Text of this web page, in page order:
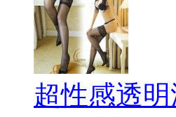
超性感透